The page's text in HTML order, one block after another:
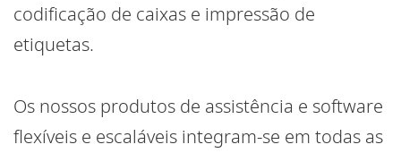
codificação de caixas e impressão de
etiquetas.
Os nossos produtos de assistência e software
flexíveis e escaláveis integram-se em todas as